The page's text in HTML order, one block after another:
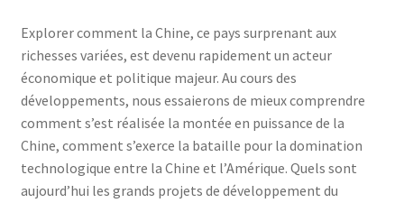
Explorer comment la Chine, ce pays surprenant aux
richesses variées, est devenu rapidement un acteur
économique et politique majeur. Au cours des
développements, nous essaierons de mieux comprendre
comment s’est réalisée la montée en puissance de la
Chine, comment s’exerce la bataille pour la domination
technologique entre la Chine et l’Amérique. Quels sont
aujourd’hui les grands projets de développement du